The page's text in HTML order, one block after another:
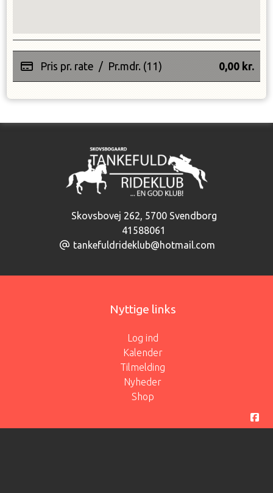
Pris pr. rate / Pr.mdr. (11) 0,00 kr.
Skovsbovej 262 5700 Svendborg
41588061
tankefuldrideklub@hotmail.com
Nyttige links
Log ind
Kalender
Tilmelding
Nyheder
Shop